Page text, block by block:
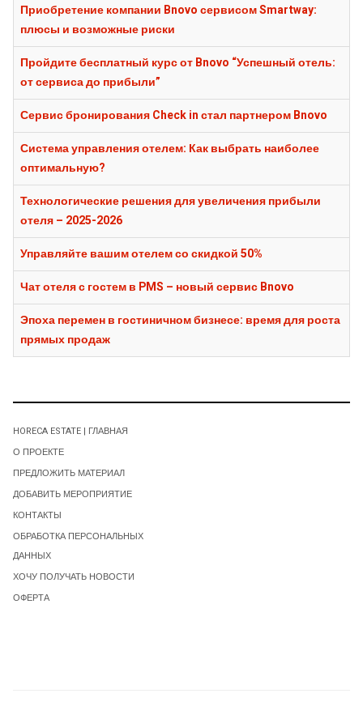
Приобретение компании Bnovo сервисом Smartway:
плюсы и возможные риски
Пройдите бесплатный курс от Bnovo “Успешный отель:
от сервиса до прибыли”
Сервис бронирования Check in стал партнером Bnovo
Система управления отелем: Как выбрать наиболее
оптимальную?
Технологические решения для увеличения прибыли
отеля – 2025-2026
Управляйте вашим отелем со скидкой 50%
Чат отеля с гостем в PMS – новый сервис Bnovo
Эпоха перемен в гостиничном бизнесе: время для роста
прямых продаж
HORECA ESTATE | ГЛАВНАЯ
О ПРОЕКТЕ
ПРЕДЛОЖИТЬ МАТЕРИАЛ
ДОБАВИТЬ МЕРОПРИЯТИЕ
КОНТАКТЫ
ОБРАБОТКА ПЕРСОНАЛЬНЫХ
ДАННЫХ
ХОЧУ ПОЛУЧАТЬ НОВОСТИ
ОФЕРТА